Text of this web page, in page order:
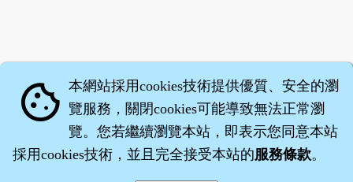
cookie 本網站採用cookies技術提供優質、安全的瀏
覽服務，關閉cookies可能導致無法正常瀏
覽。您若繼續瀏覽本站，即表示您同意本站
採用cookies技術，並且完全接受本站的服務條款。